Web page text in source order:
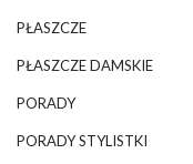
PŁASZCZE
PŁASZCZE DAMSKIE
PORADY
PORADY STYLISTKI